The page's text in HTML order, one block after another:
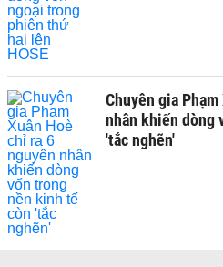
Chuyên gia
nhân khiến dòng
'tắc nghẽn'